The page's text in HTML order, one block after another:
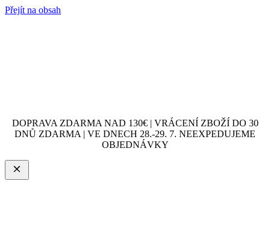
Přejít na obsah
DOPRAVA ZDARMA NAD 130€ | VRÁCENÍ ZBOŽÍ DO 30
DNŮ ZDARMA | VE DNECH 28.-29. 7. NEEXPEDUJEME
OBJEDNÁVKY